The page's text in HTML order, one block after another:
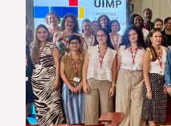
AMÉRICA
España (486)
Agua y
Salud (265)